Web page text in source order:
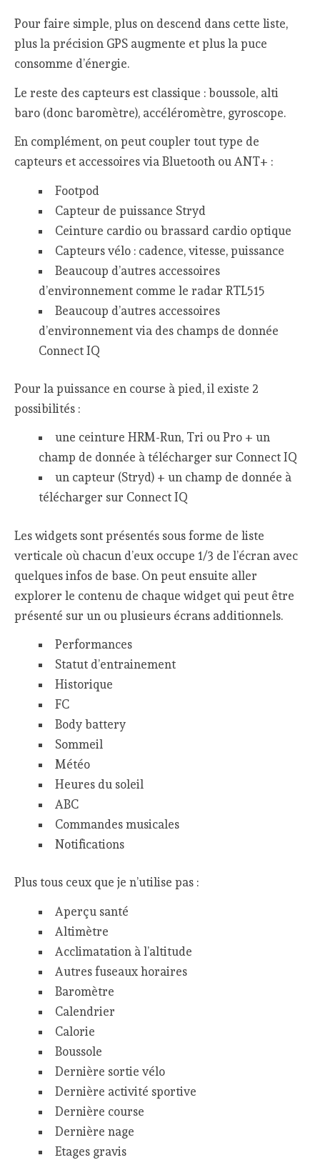
Pour faire simple, plus on descend dans cette liste,
plus la précision GPS augmente et plus la puce
consomme d’énergie.
Le reste des capteurs est classique : boussole, alti
baro (donc baromètre), accéléromètre, gyroscope.
En complément, on peut coupler tout type de
capteurs et accessoires via Bluetooth ou ANT+ :
Footpod
Capteur de puissance Stryd
Ceinture cardio ou brassard cardio optique
Capteurs vélo : cadence, vitesse, puissance
Beaucoup d’autres accessoires
d’environnement comme le radar RTL515
Beaucoup d’autres accessoires
d’environnement via des champs de donnée
Connect IQ
Pour la puissance en course à pied, il existe 2
possibilités :
une ceinture HRM-Run, Tri ou Pro + un
champ de donnée à télécharger sur Connect IQ
un capteur (Stryd) + un champ de donnée à
télécharger sur Connect IQ
Les widgets sont présentés sous forme de liste
verticale où chacun d’eux occupe 1/3 de l’écran avec
quelques infos de base. On peut ensuite aller
explorer le contenu de chaque widget qui peut être
présenté sur un ou plusieurs écrans additionnels.
Performances
Statut d’entrainement
Historique
FC
Body battery
Sommeil
Météo
Heures du soleil
ABC
Commandes musicales
Notifications
Plus tous ceux que je n’utilise pas :
Aperçu santé
Altimètre
Acclimatation à l’altitude
Autres fuseaux horaires
Baromètre
Calendrier
Calorie
Boussole
Dernière sortie vélo
Dernière activité sportive
Dernière course
Dernière nage
Etages gravis